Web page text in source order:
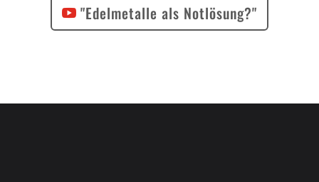
"Edelmetalle als Notlösung?"